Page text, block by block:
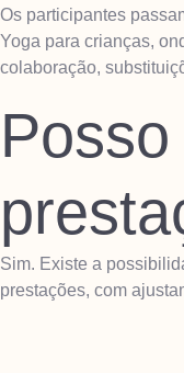
Os participantes
Yoga para crianças,
colaboração,
Sim. Existe a
prestações, com